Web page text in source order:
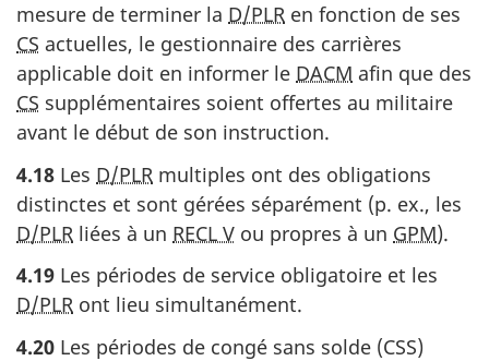
mesure de terminer la D/PLR en fonction de ses
CS actuelles, le gestionnaire des carrières
applicable doit en informer le DACM afin que des
CS supplémentaires soient offertes au militaire
avant le début de son instruction.
4.18 Les D/PLR multiples ont des obligations
distinctes et sont gérées séparément (p. ex., les
D/PLR liées à un RECL V ou propres à un GPM).
4.19 Les périodes de service obligatoire et les
D/PLR ont lieu simultanément.
4.20 Les périodes de congé sans solde (CSS)